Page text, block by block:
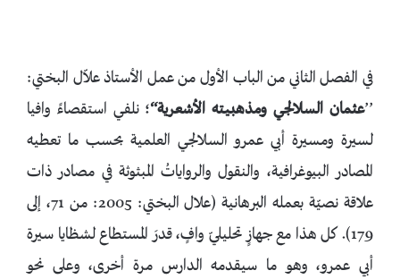
في الفصل الثاني من الباب الأول من عمل الأستاذ علاّل البختي:
’’عثمان السلالجي ومذهبيته الأشعرية‘‘؛ نلفي استقصاءً وافيا
لسيرة ومسيرة أبي عمرو السلالجي العلمية بحسب ما تعطيه
المصادر البيوغرافية، والنقول والرواياتُ المبثوثة في مصادر ذات
علاقة نصيّة بعمله البرهانية (علال البختي: 2005: من 71، إلى
179). كل هذا مع جهازٍ تحليليّ وافٍ، قدرَ المستطاع لشظايا سيرة
أبي عمرو، وهو ما سيقدمه الدارس مرة أخرى، وعلى نحو